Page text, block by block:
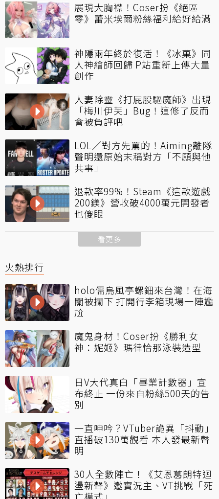
展現大胸襟！Coser扮《絕區
零》蕾米埃爾粉絲福利給好給滿
神隱兩年終於復活！《冰菓》同
人神繪師回歸 P站重新上傳大量
創作
人妻除靈《打屁股驅魔師》出現
「梅川伊芙」Bug！這修了反而
會被負評吧
LOL／對方先罵的！Aiming離隊
聲明還原始末稱對方「不願與他
共事」
退款率99%！Steam《這款遊戲
200鎂》營收破4000萬元開發者
也傻眼
看更多
火熱排行
holo儒烏風亭螺鈿來台灣！在海
關被攔下 打開行李箱現場一陣尷
尬
魔鬼身材！Coser扮《勝利女
神：妮姬》瑪律恰那泳裝造型
日V大代真白「畢業計數器」宣
布終止 一份來自粉絲500天的告
別
一直呻吟？VTuber詭異「抖動」
直播破130萬觀看 本人發最新聲
明
30人全數陣亡！《艾恩葛朗特迴
盪新聲》邀實況主、VT挑戰「死